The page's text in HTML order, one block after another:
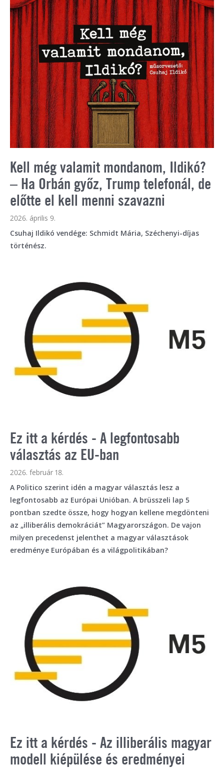
Kell még valamit mondanom, Ildikó?
– Ha Orbán győz, Trump telefonál, de
előtte el kell menni szavazni
2026. április 9.
Csuhaj Ildikó vendége: Schmidt Mária, Széchenyi-díjas
történész.
Ez itt a kérdés - A legfontosabb
választás az EU-ban
2026. február 18.
A Politico szerint idén a magyar választás lesz a
legfontosabb az Európai Unióban. A brüsszeli lap 5
pontban szedte össze, hogy hogyan kellene megdönteni
az „illiberális demokráciát” Magyarországon. De vajon
milyen precedenst jelenthet a magyar választások
eredménye Európában és a világpolitikában?
Ez itt a kérdés - Az illiberális magyar
modell kiépülése és eredményei